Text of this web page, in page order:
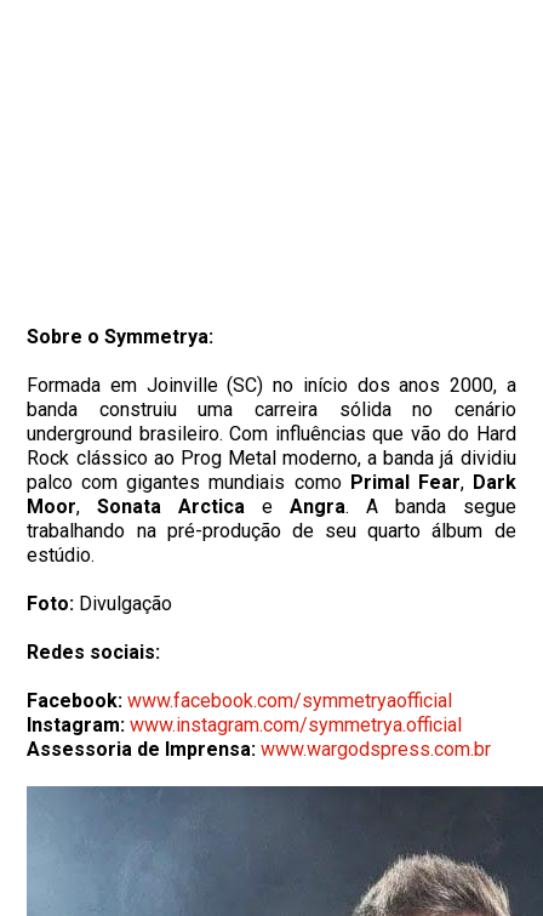
Sobre o Symmetrya:
Formada em Joinville (SC) no início dos anos 2000, a
banda construiu uma carreira sólida no cenário
underground brasileiro. Com influências que vão do Hard
Rock clássico ao Prog Metal moderno, a banda já dividiu
palco com gigantes mundiais como Primal Fear, Dark
Moor,Sonata Arctica e Angra. A banda segue
trabalhando na pré-produção de seu quarto álbum de
estúdio.
Foto: Divulgação
Redes sociais:
Facebook:www.facebook.com/symmetryaofficial
Instagram: www.instagram.com/symmetrya.official
Assessoria de Imprensa:www.wargodspress.com.br